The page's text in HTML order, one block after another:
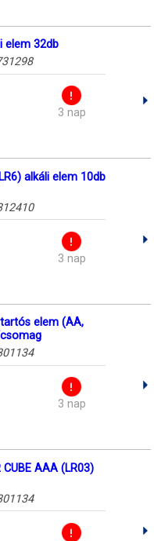
elem 32db
3 nap
alkáli elem 10db
3 nap
tartós elem (AA,
3 nap
CUBE AAA (LR03)